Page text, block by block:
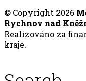
© Copyright 2026
Rychnov nad
Realizováno za
kraje.